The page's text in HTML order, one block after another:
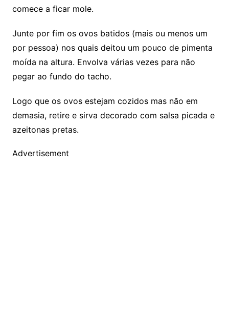
comece a ficar mole.
Junte por fim os ovos batidos (mais ou menos um
por pessoa) nos quais deitou um pouco de pimenta
moída na altura. Envolva várias vezes para não
pegar ao fundo do tacho.
Logo que os ovos estejam cozidos mas não em
demasia, retire e sirva decorado com salsa picada e
azeitonas pretas.
Advertisement